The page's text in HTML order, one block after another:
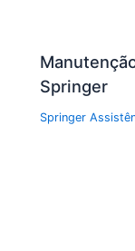
Springer
Springer